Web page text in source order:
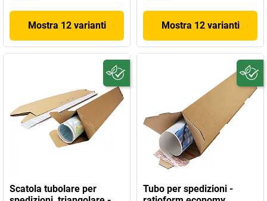
Mostra 12 varianti Mostra 12 varianti
Scatola tubolare per
Tubo per spedizioni -